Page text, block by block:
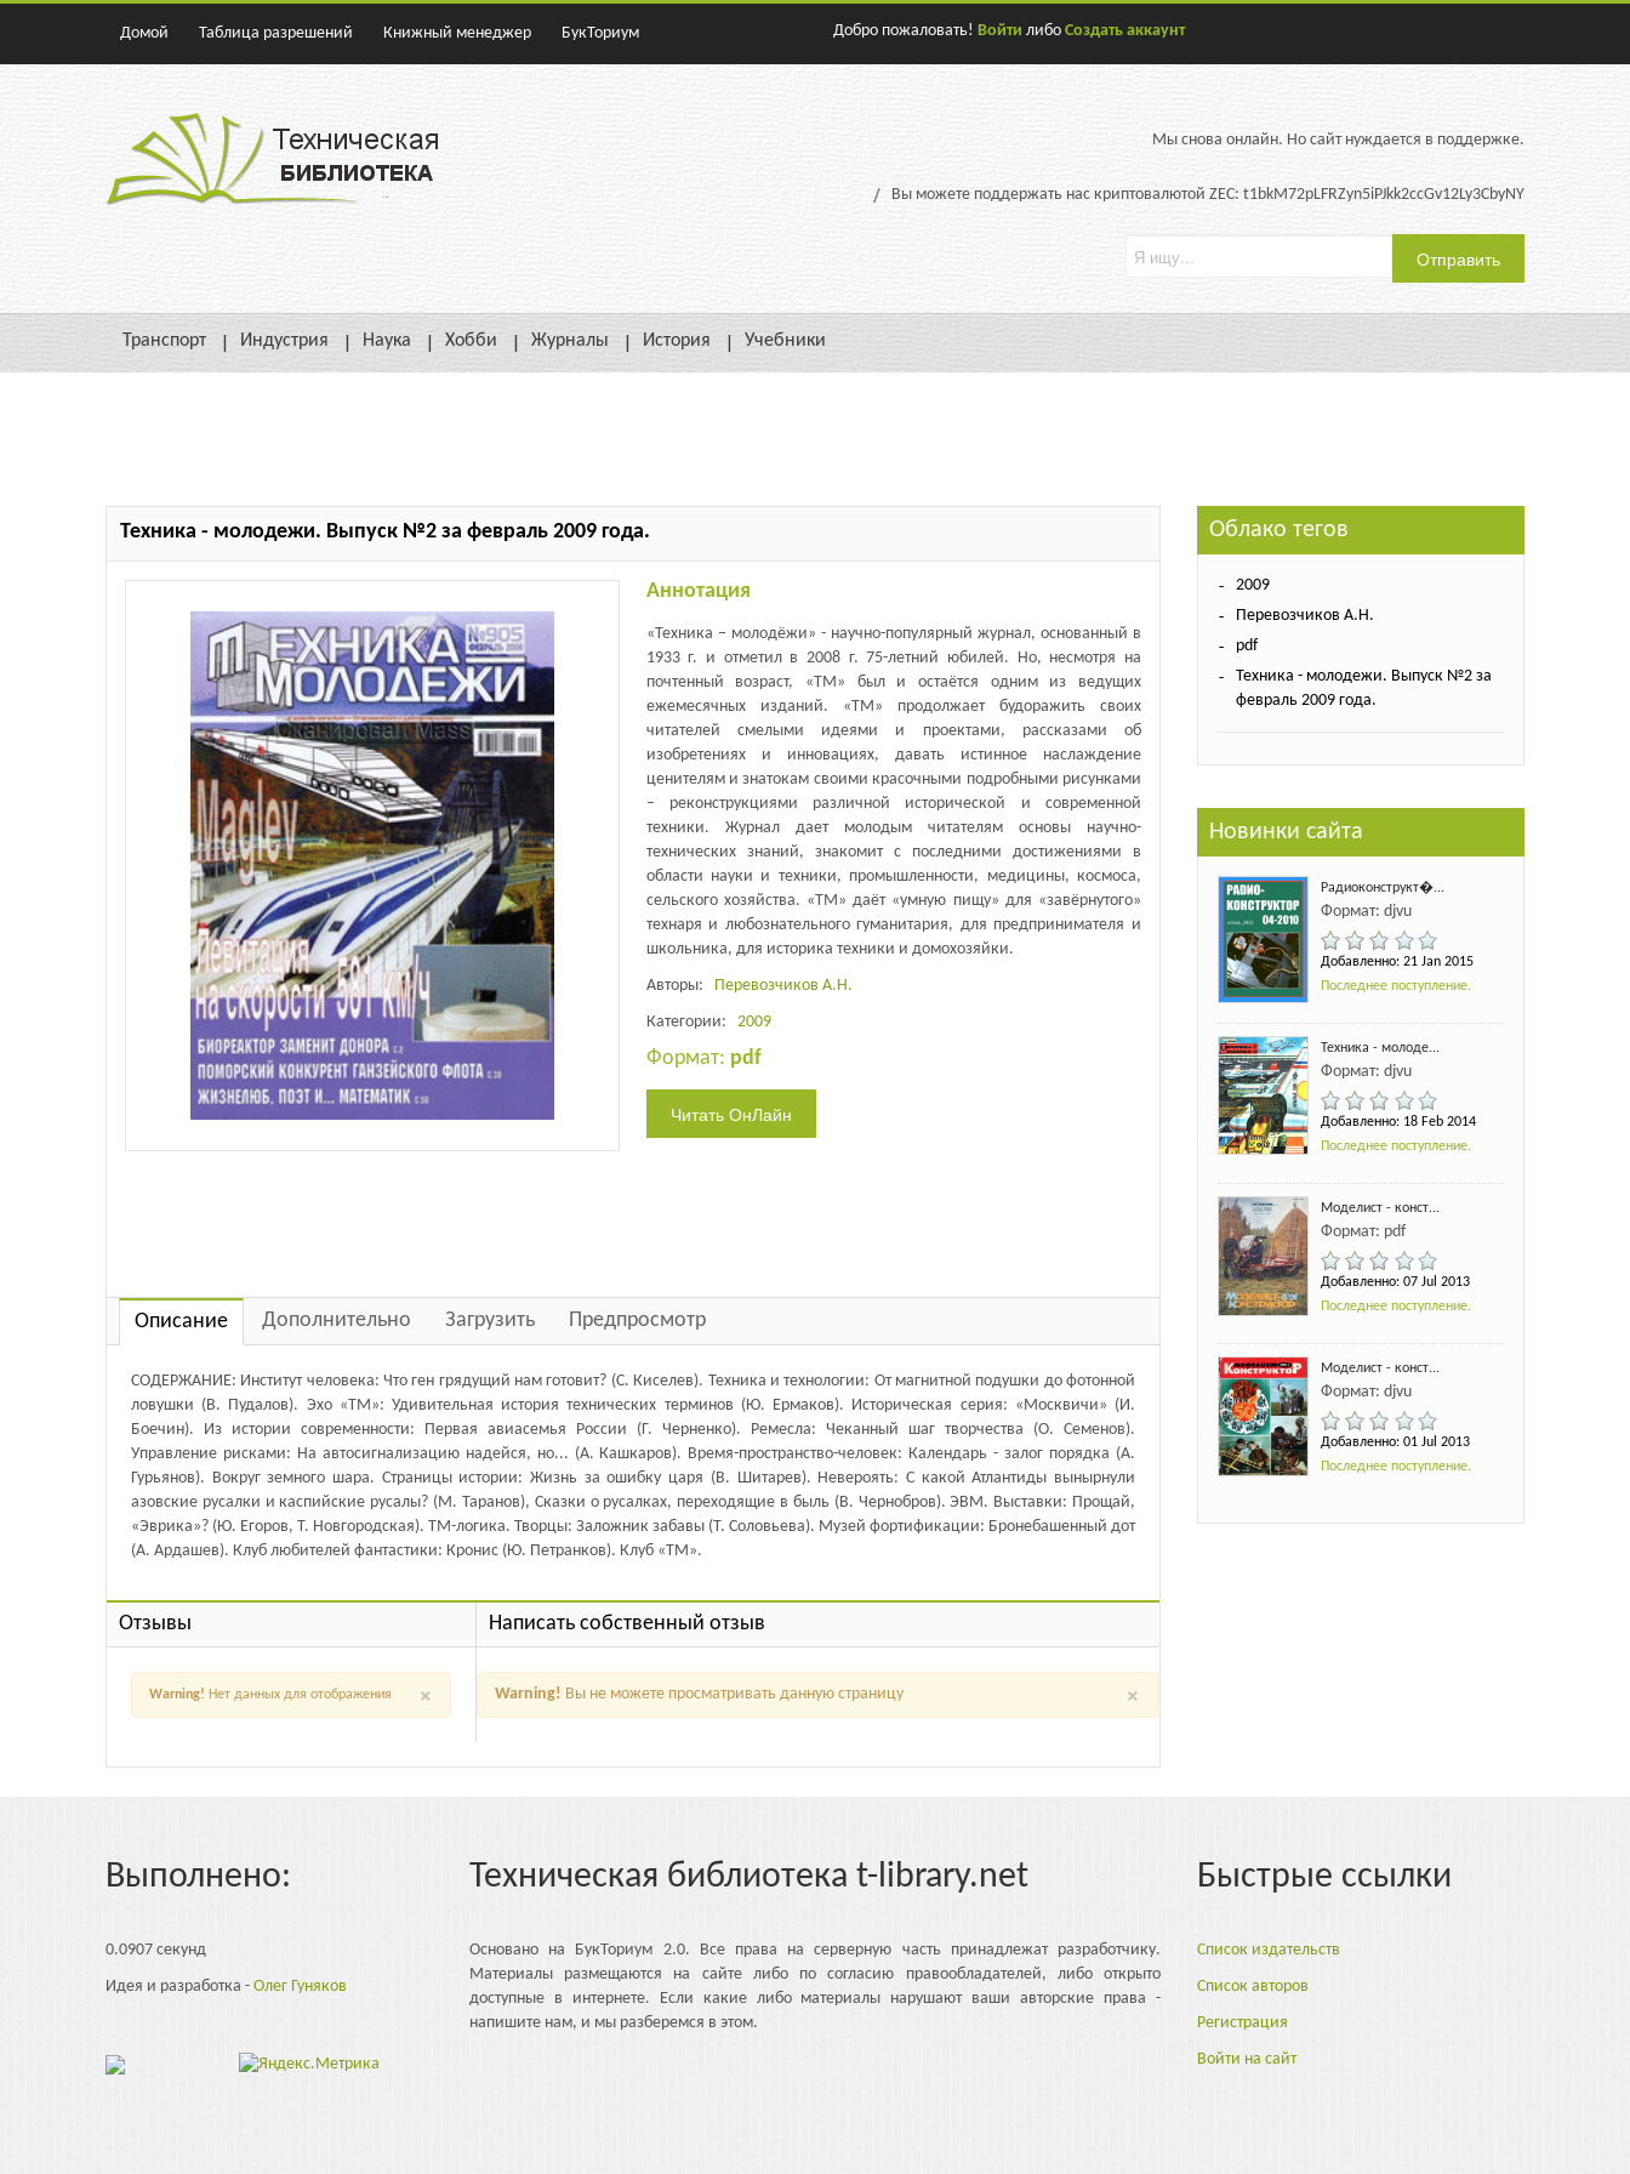
Домой Таблица разрешений Книжный менеджер БукТориум Добро пожаловать! Войти либо Создать аккаунт
Мы снова онлайн. Но сайт нуждается в поддержке.
Вы можете поддержать нас криптовалютой ZEC: t1bkM72pLFRZyn5iPJkk2ccGv12Ly3CbyNY
Транспорт Индустрия Наука Хобби Журналы История Учебники
Техника - молодежи. Выпуск №2 за февраль 2009 года.
Аннотация
«Техника – молодёжи» - научно-популярный журнал, основанный в
1933 г. и отметил в 2008 г. 75-летний юбилей. Но, несмотря на
почтенный возраст, «ТМ» был и остаётся одним из ведущих
ежемесячных изданий. «ТМ» продолжает будоражить своих
читателей смелыми идеями и проектами, рассказами об
изобретениях и инновациях, давать истинное наслаждение
ценителям и знатокам своими красочными подробными рисунками
– реконструкциями различной исторической и современной
техники. Журнал дает молодым читателям основы научно-
технических знаний, знакомит с последними достижениями в
области науки и техники, промышленности, медицины, космоса,
сельского хозяйства. «ТМ» даёт «умную пищу» для «завёрнутого»
технаря и любознательного гуманитария, для предпринимателя и
школьника, для историка техники и домохозяйки.
Авторы:
Перевозчиков А.Н.
Категории: 2009
Формат: pdf
Описание Дополнительно Загрузить Предпросмотр
СОДЕРЖАНИЕ: Институт человека: Что ген грядущий нам готовит? (С. Киселев). Техника и технологии: От магнитной подушки до фотонной
ловушки (В. Пудалов). Эхо «ТМ»: Удивительная история технических терминов (Ю. Ермаков). Историческая серия: «Москвичи» (И.
Боечин). Из истории современности: Первая авиасемья России (Г. Черненко). Ремесла: Чеканный шаг творчества (О. Семенов).
Управление рисками: На автосигнализацию надейся, но... (А. Кашкаров). Время-пространство-человек: Календарь - залог порядка (А.
Гурьянов). Вокруг земного шара. Страницы истории: Жизнь за ошибку царя (В. Шитарев). Невероять: С какой Атлантиды вынырнули
азовские русалки и каспийские русалы? (М. Таранов), Сказки о русалках, переходящие в быль (В. Чернобров). ЭВМ. Выставки: Прощай,
«Эврика»? (Ю. Егоров, Т. Новгородская). ТМ-логика. Творцы: Заложник забавы (Т. Соловьева). Музей фортификации: Бронебашенный дот
(А. Ардашев). Клуб любителей фантастики: Кронис (Ю. Петранков). Клуб «ТМ».
Отзывы
×
Warning! Нет данных для отображения
Написать собственный отзыв
×
Warning! Вы не можете просматривать данную страницу
Облако тегов
2009
Перевозчиков А.Н.
pdf
Техника - молодежи. Выпуск №2 за
февраль 2009 года.
Новинки сайта
Радиоконструкт�...
Формат: djvu
Добавленно: 21 Jan 2015
Последнее поступление.
Техника - молоде...
Формат: djvu
Добавленно: 18 Feb 2014
Последнее поступление.
Моделист - конст...
Формат: pdf
Добавленно: 07 Jul 2013
Последнее поступление.
Моделист - конст...
Формат: djvu
Добавленно: 01 Jul 2013
Последнее поступление.
Выполнено:
0.0907 секунд
Идея и разработка - Олег Гуняков
Техническая библиотека t-library.net
Основано на БукТориум 2.0. Все права на серверную часть принадлежат разработчику.
Материалы размещаются на сайте либо по согласию правообладателей, либо открыто
доступные в интернете. Если какие либо материалы нарушают ваши авторские права -
напишите нам, и мы разберемся в этом.
Быстрые ссылки
Список издательств
Список авторов
Регистрация
Войти на сайт